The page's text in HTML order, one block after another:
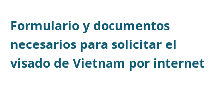
Formulario y documentos
necesarios para solicitar el
visado de Vietnam por internet